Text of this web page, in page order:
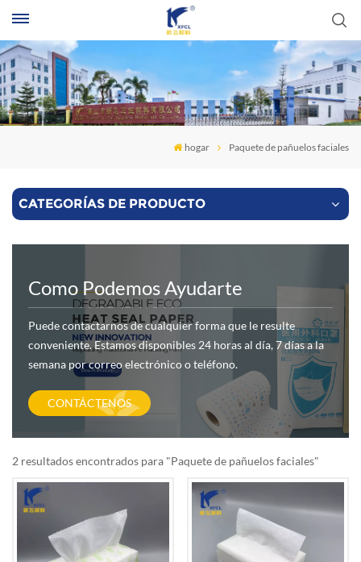
hogar Paquete de pañuelos faciales
CATEGORÍAS DE PRODUCTO
Como Podemos Ayudarte
Puede contactarnos de cualquier forma que le resulte
conveniente. Estamos disponibles 24 horas al día, 7 días a la
semana por correo electrónico o teléfono.
CONTÁCTENOS
2 resultados encontrados para "Paquete de pañuelos faciales"